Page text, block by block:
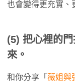
也會變得更充實、
(5) 把心裡的
來。
和你分享「 薇姐與